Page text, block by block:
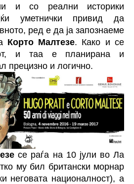
и со реални историки
уметнички привид да
ред е да ја запознаеме
Корто Малтезе. Како и се
и таа е планирана и
прецизно и логично.
се раѓа на 10 јули во Ла
му бил британски морнар
неговата националност), а